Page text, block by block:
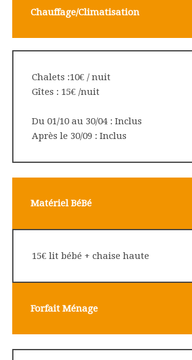
Chauffage/Climatisation
Chalets :10€ / nuit
Gîtes : 15€ /nuit
Du 01/10 au 30/04 : Inclus
Après le 30/09 : Inclus
Matériel BéBé
15€ lit bébé + chaise haute
Forfait Ménage